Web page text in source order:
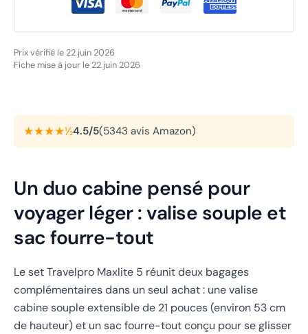
Prix vérifié le 22 juin 2026
Fiche mise à jour le 22 juin 2026
★★★★½4.5/5(5343 avis Amazon)
Un duo cabine pensé pour
voyager léger : valise souple et
sac fourre-tout
Le set Travelpro Maxlite 5 réunit deux bagages
complémentaires dans un seul achat : une valise
cabine souple extensible de 21 pouces (environ 53 cm
de hauteur) et un sac fourre-tout conçu pour se glisser